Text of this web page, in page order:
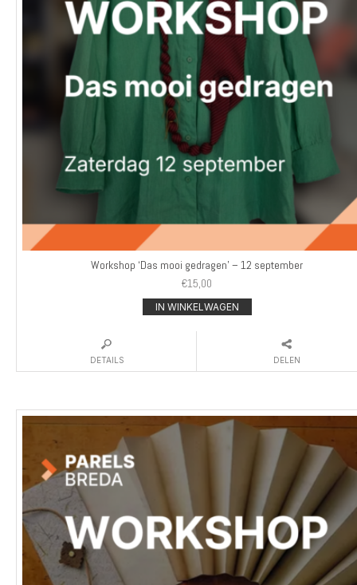
Workshop ‘Das mooi gedragen’ – 12 september
€15,00
IN WINKELWAGEN
DETAILS DELEN